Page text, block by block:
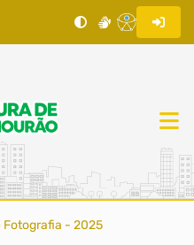
Fotografia - 2025